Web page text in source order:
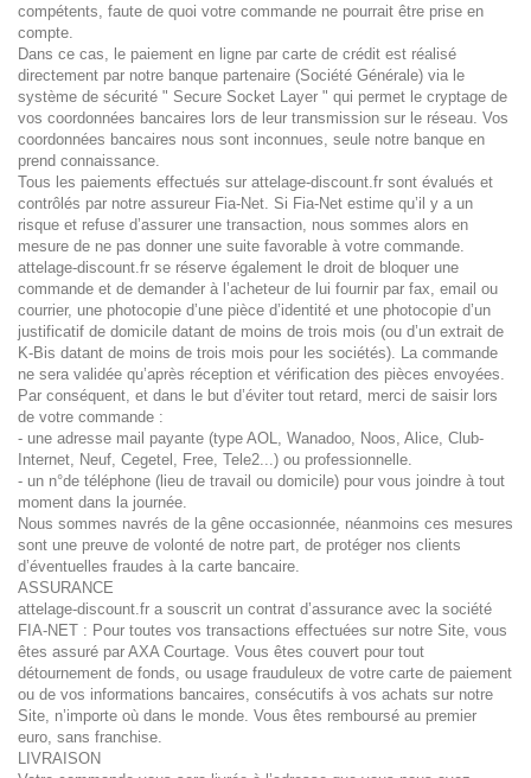
compétents, faute de quoi votre commande ne pourrait être prise en
compte.
Dans ce cas, le paiement en ligne par carte de crédit est réalisé
directement par notre banque partenaire (Société Générale) via le
système de sécurité " Secure Socket Layer " qui permet le cryptage de
vos coordonnées bancaires lors de leur transmission sur le réseau. Vos
coordonnées bancaires nous sont inconnues, seule notre banque en
prend connaissance.
Tous les paiements effectués sur attelage-discount.fr sont évalués et
contrôlés par notre assureur Fia-Net. Si Fia-Net estime qu’il y a un
risque et refuse d’assurer une transaction, nous sommes alors en
mesure de ne pas donner une suite favorable à votre commande.
attelage-discount.fr se réserve également le droit de bloquer une
commande et de demander à l’acheteur de lui fournir par fax, email ou
courrier, une photocopie d’une pièce d’identité et une photocopie d’un
justificatif de domicile datant de moins de trois mois (ou d’un extrait de
K-Bis datant de moins de trois mois pour les sociétés). La commande
ne sera validée qu’après réception et vérification des pièces envoyées.
Par conséquent, et dans le but d’éviter tout retard, merci de saisir lors
de votre commande :
- une adresse mail payante (type AOL, Wanadoo, Noos, Alice, Club-
Internet, Neuf, Cegetel, Free, Tele2...) ou professionnelle.
- un n°de téléphone (lieu de travail ou domicile) pour vous joindre à tout
moment dans la journée.
Nous sommes navrés de la gêne occasionnée, néanmoins ces mesures
sont une preuve de volonté de notre part, de protéger nos clients
d’éventuelles fraudes à la carte bancaire.
ASSURANCE
attelage-discount.fr a souscrit un contrat d’assurance avec la société
FIA-NET : Pour toutes vos transactions effectuées sur notre Site, vous
êtes assuré par AXA Courtage. Vous êtes couvert pour tout
détournement de fonds, ou usage frauduleux de votre carte de paiement
ou de vos informations bancaires, consécutifs à vos achats sur notre
Site, n’importe où dans le monde. Vous êtes remboursé au premier
euro, sans franchise.
LIVRAISON